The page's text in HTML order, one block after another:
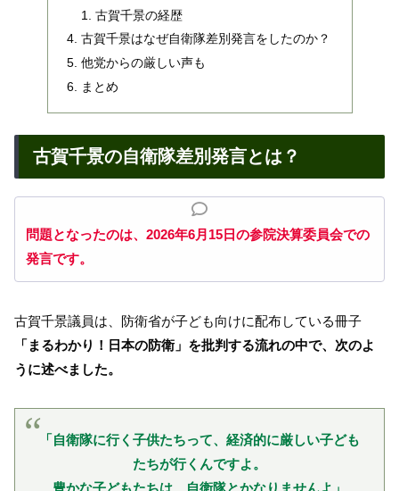
古賀千景の経歴
古賀千景はなぜ自衛隊差別発言をしたのか？
他党からの厳しい声も
まとめ
古賀千景の自衛隊差別発言とは？
問題となったのは、2026年6月15日の参院決算委員会での
発言です。
古賀千景議員は、防衛省が子ども向けに配布している冊子
「まるわかり！日本の防衛」を批判する流れの中で、次のよ
うに述べました。
「自衛隊に行く子供たちって、経済的に厳しい子ども
たちが行くんですよ。
豊かな子どもたちは、自衛隊とかなりませんよ」